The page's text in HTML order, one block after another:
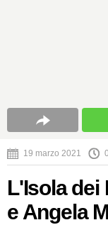
19 marzo 2021
L'Isola dei
e Angela